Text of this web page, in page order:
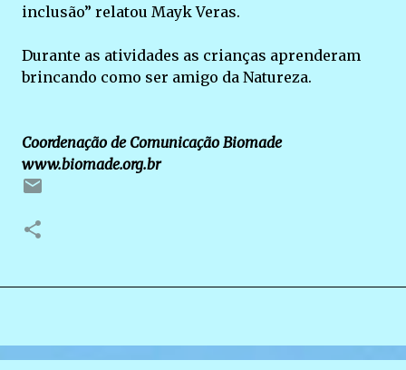
inclusão” relatou Mayk Veras.
Durante as atividades as crianças aprenderam
brincando como ser amigo da Natureza.
Coordenação de Comunicação Biomade
www.biomade.org.br